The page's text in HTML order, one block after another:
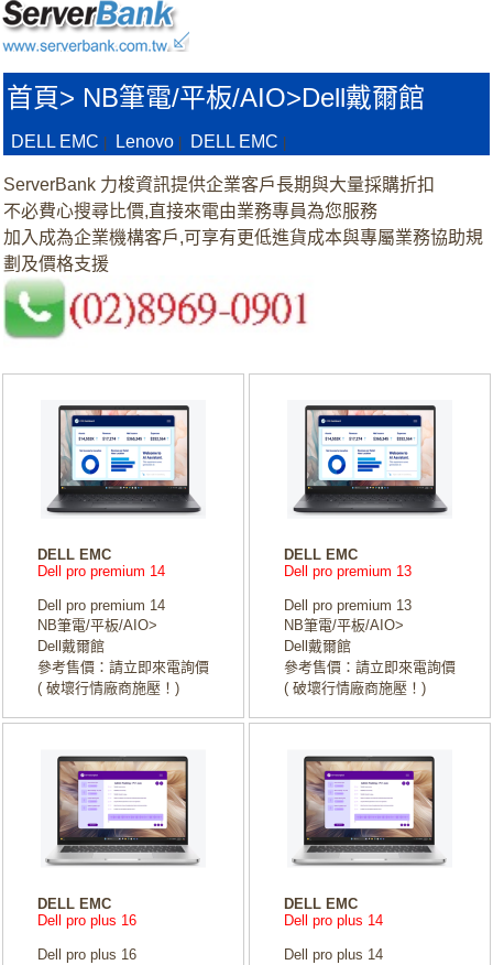
首頁> NB筆電/平板/AIO>Dell戴爾館
DELL EMC Lenovo DELL EMC
ServerBank 力梭資訊提供企業客戶長期與大量採購折扣
不必費心搜尋比價,直接來電由業務專員為您服務
加入成為企業機構客戶,可享有更低進貨成本與專屬業務協助規
劃及價格支援
DELL EMC
Dell pro premium 14
Dell pro premium 14
NB筆電/平板/AIO>
Dell戴爾館
參考售價：請立即來電詢價
( 破壞行情廠商施壓！)
DELL EMC
Dell pro premium 13
Dell pro premium 13
NB筆電/平板/AIO>
Dell戴爾館
參考售價：請立即來電詢價
( 破壞行情廠商施壓！)
DELL EMC
Dell pro plus 16
Dell pro plus 16
DELL EMC
Dell pro plus 14
Dell pro plus 14